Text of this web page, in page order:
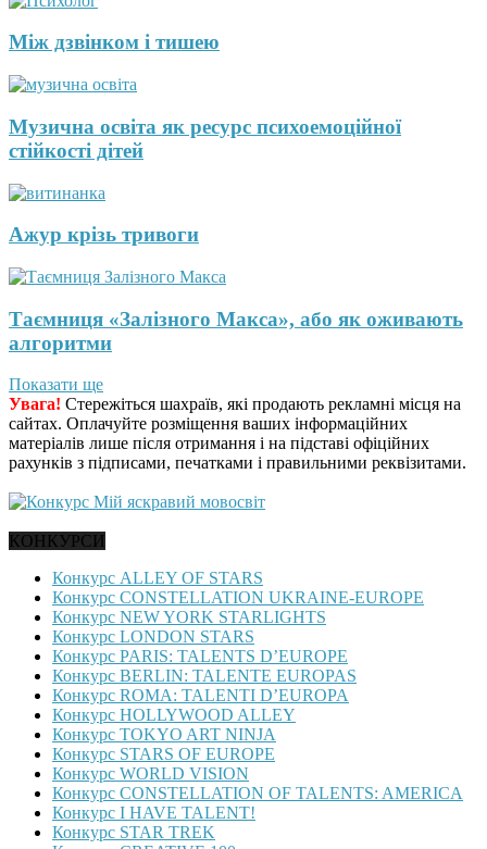
Між дзвінком і тишею
Музична освіта як ресурс психоемоційної
стійкості дітей
Ажур крізь тривоги
Таємниця «Залізного Макса», або як оживають
алгоритми
Показати ще
Увага! Стережіться шахраїв, які продають рекламні місця на
сайтах. Оплачуйте розміщення ваших інформаційних
матеріалів лише після отримання і на підставі офіційних
рахунків з підписами, печатками і правильними реквізитами.
КОНКУРСИ
Конкурс ALLEY OF STARS
Конкурс CONSTELLATION UKRAINE-EUROPE
Конкурс NEW YORK STARLIGHTS
Конкурс LONDON STARS
Конкурс PARIS: TALENTS D’EUROPE
Конкурс BERLIN: TALENTE EUROPAS
Конкурс ROMA: TALENTI D’EUROPA
Конкурс HOLLYWOOD ALLEY
Конкурс TOKYO ART NINJA
Конкурс STARS OF EUROPE
Конкурс WORLD VISION
Конкурс CONSTELLATION OF TALENTS: AMERICA
Конкурс I HAVE TALENT!
Конкурс STAR TREK